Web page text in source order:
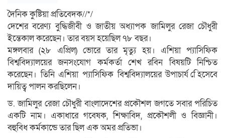
দৈনিক কুষ্টিয়া প্রতিবেদক//*/
দেশের বরেণ্য বুদ্ধিজীবী ও জাতীয় অধ্যাপক জামিলুর রেজা চৌধুরী
ইন্তেকাল করেছেন। তার বয়স হয়েছিল ৭৮ বছর।
মঙ্গলবার (২৮ এপ্রিল) ভোরে তার মৃত্যু হয়। এশিয়া প্যাসিফিক
বিশ্ববিদ্যালয়ের জনসংযোগ কর্মকর্তা শেখ রবিন বিষয়টি নিশ্চিত
করেছেন। তিনি এশিয়া প্যাসিফিক বিশ্ববিদ্যালয়ের উপাচার্য েিহসেবে
দায়িত্ব পালন করছিলেন।
ড. জামিলুর রেজা চৌধুরী বাংলাদেশের প্রকৌশল জগতে সবার পরিচিত
একটি নাম। একাধারে গবেষক, শিক্ষাবিদ, প্রকৌশলী ও বিজ্ঞানী।
বহুবিধ কর্মকান্ডে তার ছিল এক অমর প্রতিভা।